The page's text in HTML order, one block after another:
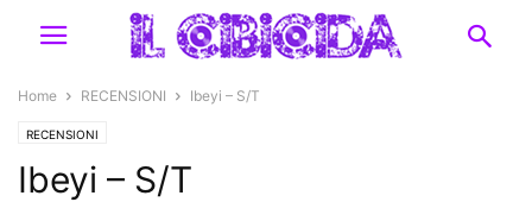
Home RECENSIONI Ibeyi – S/T
RECENSIONI
Ibeyi – S/T